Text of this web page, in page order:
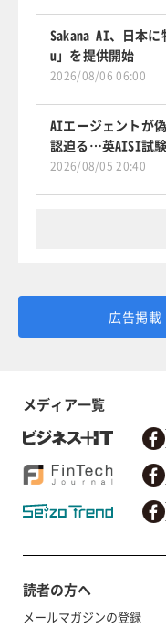
Sakana AI、日本に
u」を提供開始
2026/08/06 06:00
AIエージェントが
認迫る…英AISI試
2026/08/05 20:40
広告掲載
メディア一覧
読者の方へ
メールマガジンの登録